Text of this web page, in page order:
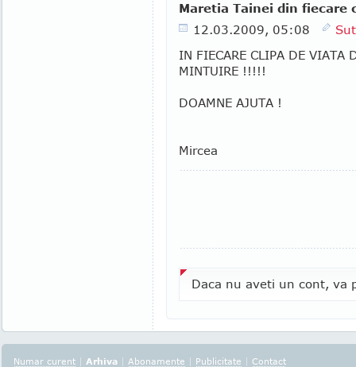
Maretia Tainei din fiecare
12.03.2009, 05:08
IN FIECARE CLIPA DE VIATA
MINTUIRE !!!!!
DOAMNE AJUTA !
Mircea
Daca nu aveti un cont, va
Numar curent | Arhiva | Abonamente | Publicitate | Contact